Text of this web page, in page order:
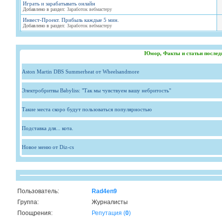
Играть и зарабатывать онлайн
Добавлено в раздел: Заработок вебмастеру
Инвест-Проект. Прибыль каждые 5 мин.
Добавлено в раздел: Заработок вебмастеру
Юмор, Факты и статьи
Aston Martin DBS Summerheat от Wheelsandmore
Электробритвы Babyliss: "Так мы чувствуем вашу небритость"
Такие места скоро будут пользоваться популярностью
Подставка для... кота.
Новое меню от Diz-cs
Пользователь:
Rad4en9
Группа:
Журналисты
Поощрения:
Репутация (0)